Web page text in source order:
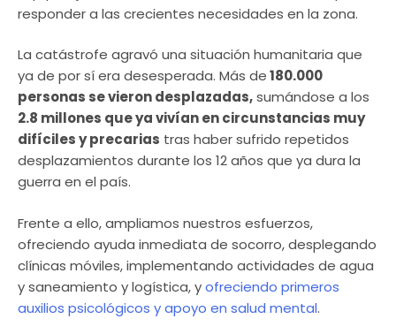
responder a las crecientes necesidades en la zona.
La catástrofe agravó una situación humanitaria que
ya de por sí era desesperada. Más de180.000
personas se vieron desplazadas,sumándose a los
2.8 millones que ya vivían en circunstancias muy
difíciles y precarias tras haber sufrido repetidos
desplazamientos durante los 12 años que ya dura la
guerra en el país.
Frente a ello, ampliamos nuestros esfuerzos,
ofreciendo ayuda inmediata de socorro, desplegando
clínicas móviles, implementando actividades de agua
y saneamiento y logística, yofreciendo primeros
auxilios psicológicos y apoyo en salud mental.